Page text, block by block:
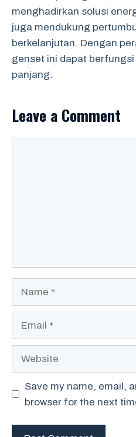
menghadirkan solusi
juga mendukung
berkelanjutan. Dengan
genset ini dapat
panjang.
Leave a Comment
Save my name, email,
browser for the next